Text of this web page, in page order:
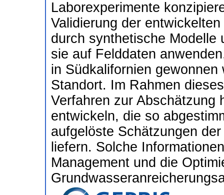
Laborexperimente
Validierung der
durch synthetische Modelle
sie auf Felddaten
in Südkalifornien
Standort. Im Rahmen
Verfahren zur Abschätzung
entwickeln, die so
aufgelöste Schätzungen
liefern. Solche
Management und die